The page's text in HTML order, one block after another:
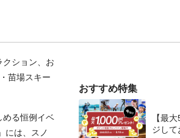
ション、お
苗場スキー
める恒例イベ
には、スノ
おすすめ特集
【最
ジして